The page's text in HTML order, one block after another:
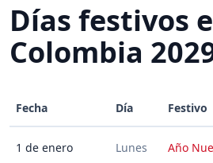
Días festivos
Colombia
Fecha Día Festivo
1 de enero Lunes Año